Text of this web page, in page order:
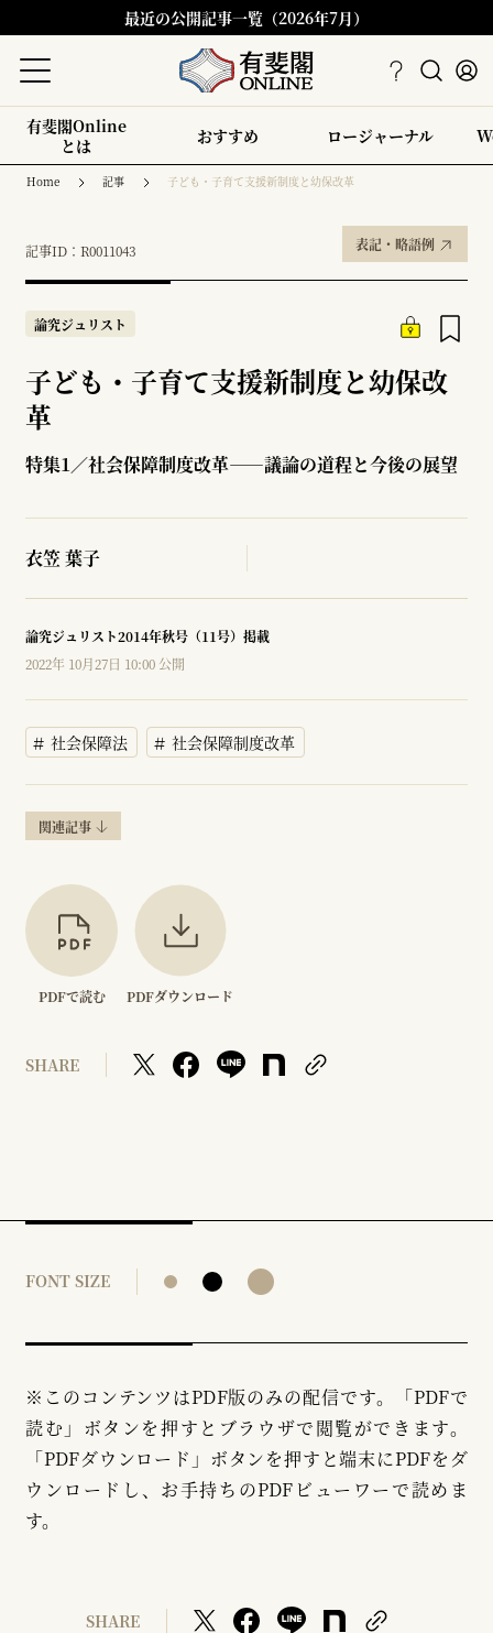
最近の公開記事一覧（2026年7月）
有斐閣Online
とは
おすすめ ロージャーナル
Home 記事 子ども・子育て支援新制度と幼保改革
記事ID：R0011043 表記・略語例
論究ジュリスト
子ども・子育て支援新制度と幼保改
革
特集1／社会保障制度改革――議論の道程と今後の展望
衣笠 葉子
論究ジュリスト2014年秋号（11号）掲載
2022年 10月27日 10:00 公開
社会保障法 社会保障制度改革
関連記事
PDFで読む PDFダウンロード
SHARE
FONT SIZE
※このコンテンツはPDF版のみの配信です。「PDFで
読む」ボタンを押すとブラウザで閲覧ができます。
「PDFダウンロード」ボタンを押すと端末にPDFをダ
ウンロードし、お手持ちのPDFビューワーで読めま
す。
SHARE